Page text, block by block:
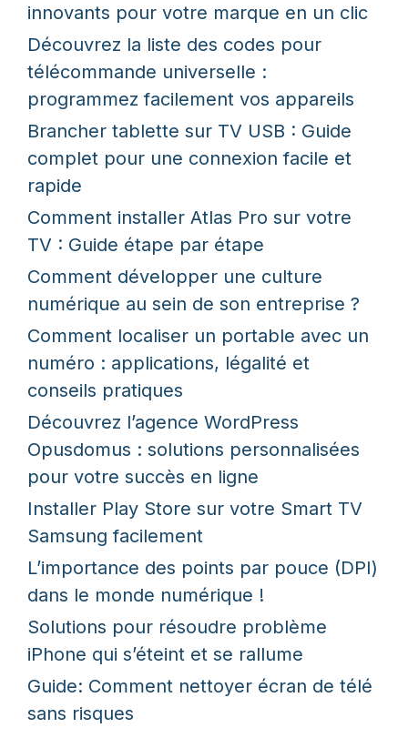
innovants pour votre marque en un clic
Découvrez la liste des codes pour
télécommande universelle :
programmez facilement vos appareils
Brancher tablette sur TV USB : Guide
complet pour une connexion facile et
rapide
Comment installer Atlas Pro sur votre
TV : Guide étape par étape
Comment développer une culture
numérique au sein de son entreprise ?
Comment localiser un portable avec un
numéro : applications, légalité et
conseils pratiques
Découvrez l’agence WordPress
Opusdomus : solutions personnalisées
pour votre succès en ligne
Installer Play Store sur votre Smart TV
Samsung facilement
L’importance des points par pouce (DPI)
dans le monde numérique !
Solutions pour résoudre problème
iPhone qui s’éteint et se rallume
Guide: Comment nettoyer écran de télé
sans risques